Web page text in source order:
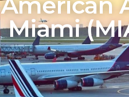
Miami